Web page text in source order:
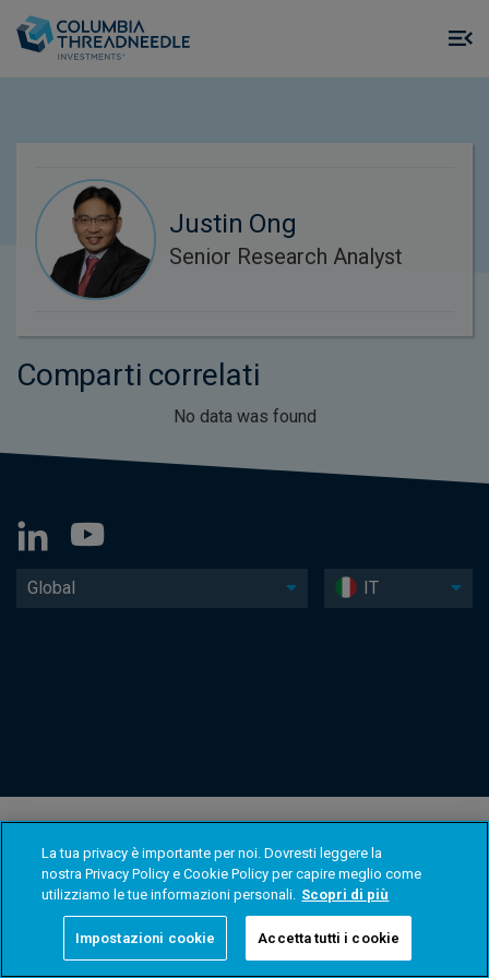
Justin Ong
Senior Research Analyst
Comparti correlati
No data was found
Global IT
La tua privacy è importante per noi. Dovresti leggere la
nostra Privacy Policy e Cookie Policy per capire meglio come
utilizziamo le tue informazioni personali. Scopri di più
Impostazioni cookie Accetta tutti i cookie